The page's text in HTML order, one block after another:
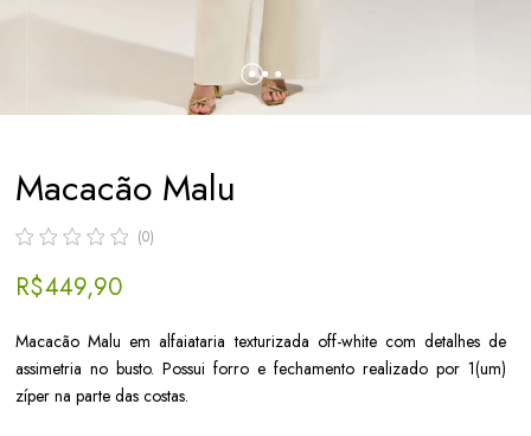
Macacão Malu
(0)
R$ 449,90
Macacão Malu em alfaiataria texturizada off-white com detalhes de
assimetria no busto. Possui forro e fechamento realizado por 1(um)
zíper na parte das costas.